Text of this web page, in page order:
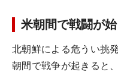
米朝間で戦闘が
北朝鮮による危うい挑
朝間で戦争が起きると